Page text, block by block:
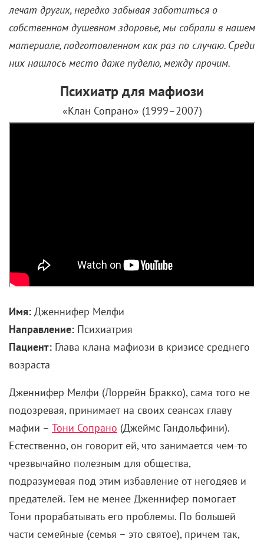
лечат других, нередко забывая заботиться о
собственном душевном здоровье, мы собрали в нашем
материале, подготовленном как раз по случаю. Среди
них нашлось место даже пуделю, между прочим.
Психиатр для мафиози
«Клан Сопрано» (1999–2007)
Имя: Дженнифер Мелфи
Направление: Психиатрия
Пациент: Глава клана мафиози в кризисе среднего
возраста
Дженнифер Мелфи (Лоррейн Бракко), сама того не
подозревая, принимает на своих сеансах главу
мафии – Тони Сопрано (Джеймс Гандольфини).
Естественно, он говорит ей, что занимается чем-то
чрезвычайно полезным для общества,
подразумевая под этим избавление от негодяев и
предателей. Тем не менее Дженнифер помогает
Тони прорабатывать его проблемы. По большей
части семейные (семья – это святое), причем так,